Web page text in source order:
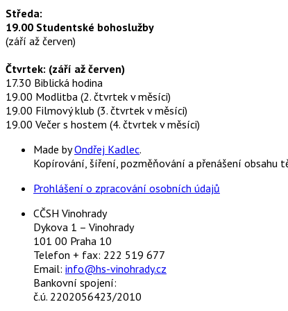
Středa:
19.00 Studentské bohoslužby
(září až červen)
Čtvrtek: (září až červen)
17.30 Biblická hodina
19.00 Modlitba (2. čtvrtek v měsíci)
19.00 Filmový klub (3. čtvrtek v měsíci)
19.00 Večer s hostem (4. čtvrtek v měsíci)
Made byOndřej Kadlec.
Kopírování, šíření, pozměňování a přenášení obsahu
Prohlášení o zpracování osobních údajů
CČSH Vinohrady
Dykova 1 – Vinohrady
101 00 Praha 10
Telefon + fax: 222 519 677
Email: info@hs-vinohrady.cz
Bankovní spojení:
č.ú. 2202056423/2010